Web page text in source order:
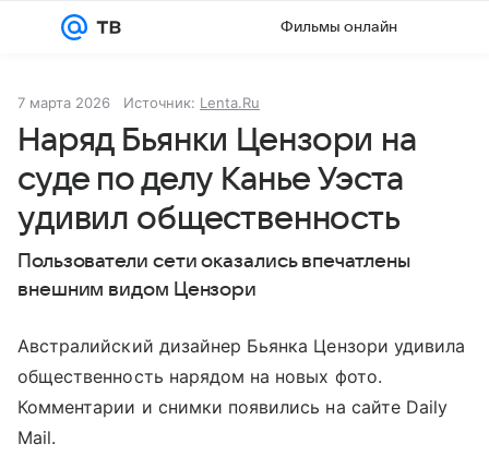
Фильмы онлайн
7 марта 2026 Источник: Lenta.Ru
Наряд Бьянки Цензори на
суде по делу Канье Уэста
удивил общественность
Пользователи сети оказались впечатлены
внешним видом Цензори
Австралийский дизайнер Бьянка Цензори удивила
общественность нарядом на новых фото.
Комментарии и снимки появились на сайте Daily
Mail.